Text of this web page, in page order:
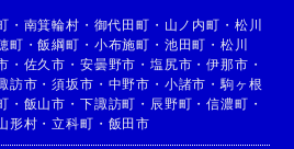
・ 南箕輪村 ・ 御代田町 ・ 山ノ内町 ・ 松川
町 ・飯綱町 ・ 小布施町 ・ 池田町 ・ 松川
・ 佐久市 ・ 安曇野市 ・ 塩尻市 ・伊那市 ・
訪市 ・須坂市 ・ 中野市 ・ 小諸市 ・ 駒ヶ根
・ 飯山市 ・ 下諏訪町 ・ 辰野町 ・信濃町 ・
形村 ・立科町 ・ 飯田市